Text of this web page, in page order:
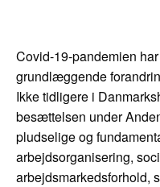
Covid-19-pandemien
grundlæggende
Ikke tidligere i
besættelsen under
pludselige og
arbejdsorganisering,
arbejdsmarkedsforhold,